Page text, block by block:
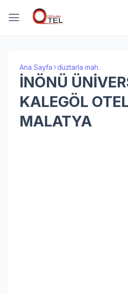
Ana Sayfa düztarla mah.
İNÖNÜ
KALEGÖL
MALATYA